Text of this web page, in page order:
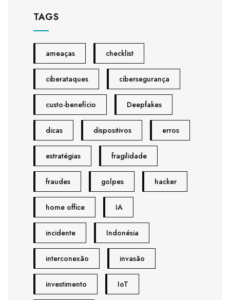
TAGS
ameaças checklist
ciberataques cibersegurança
custo-benefício Deepfakes
dicas dispositivos erros
estratégias fragilidade
fraudes golpes hacker
home office IA
incidente Indonésia
interconexão invasão
investimento IoT